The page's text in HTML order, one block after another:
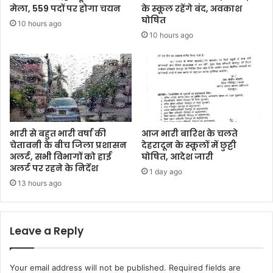
मेला, 559 पदों पर होगा चयन
10 hours ago
के स्कूल रहेंगे बंद, अवकाश
घोषित
10 hours ago
भारी से बहुत भारी वर्षा की
चेतावनी के बीच जिला प्रशासन
अलर्ट, सभी विभागों को हाई
अलर्ट पर रहने के निर्देश
13 hours ago
आज भारी बारिश के चलते
देहरादून के स्कूलों में छुट्टी
घोषित, आदेश जारी
1 day ago
Leave a Reply
Your email address will not be published. Required fields are